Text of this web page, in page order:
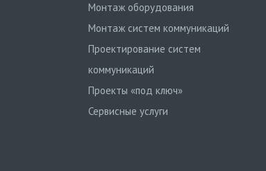
Монтаж оборудования
Монтаж систем коммуникаций
Проектирование систем
коммуникаций
Проекты «под ключ»
Сервисные услуги